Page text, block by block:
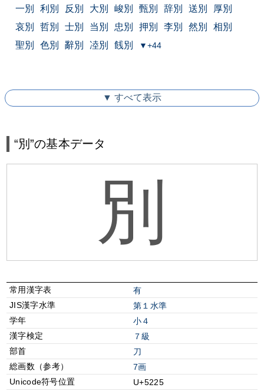
一別
利別 反別 大別 峻別 甄別 辞別 送別
厚別
哀別
哲別 士別 当別 忠別 押別 李別 然別
相別
聖別
色別 辭別 㓐別 䬻別 ▼+44
▼ すべて表示
“別”の基本データ
別
常用漢字表
有
JIS漢字水準
第１水準
学年
小４
漢字検定
７級
部首
⼑
総画数（参考）
7画
Unicode符号位置
U+5225